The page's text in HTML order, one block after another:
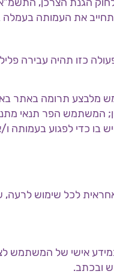
את העמותה בעמלה
מלבצע תרומה באתר
המשתמש הפר תנאי
כדי לפגוע בעמותה
אחראית לכל שימוש
אישי של המשתמש
ובכתב.